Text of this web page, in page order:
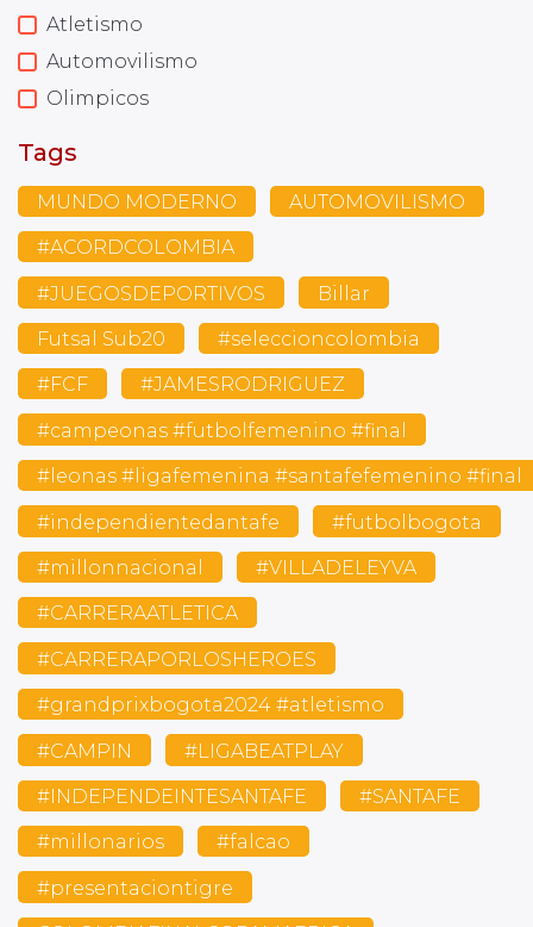
Atletismo
Automovilismo
Olimpicos
Tags
MUNDO MODERNO AUTOMOVILISMO
#ACORDCOLOMBIA
#JUEGOSDEPORTIVOS Billar
Futsal Sub20 #seleccioncolombia
#FCF #JAMESRODRIGUEZ
#campeonas #futbolfemenino #final
#leonas #ligafemenina #santafefemenino #final
#independientedantafe #futbolbogota
#millonnacional #VILLADELEYVA
#CARRERAATLETICA
#CARRERAPORLOSHEROES
#grandprixbogota2024 #atletismo
#CAMPIN #LIGABEATPLAY
#INDEPENDEINTESANTAFE #SANTAFE
#millonarios #falcao
#presentaciontigre